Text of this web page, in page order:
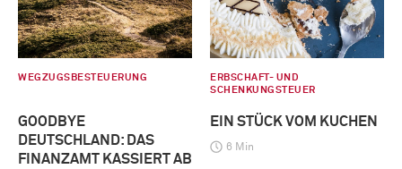
WEGZUGSBESTEUERUNG
GOODBYE
DEUTSCHLAND: DAS
FINANZAMT KASSIERT AB
ERBSCHAFT- UND
SCHENKUNGSTEUER
EIN STÜCK VOM KUCHEN
6 Min